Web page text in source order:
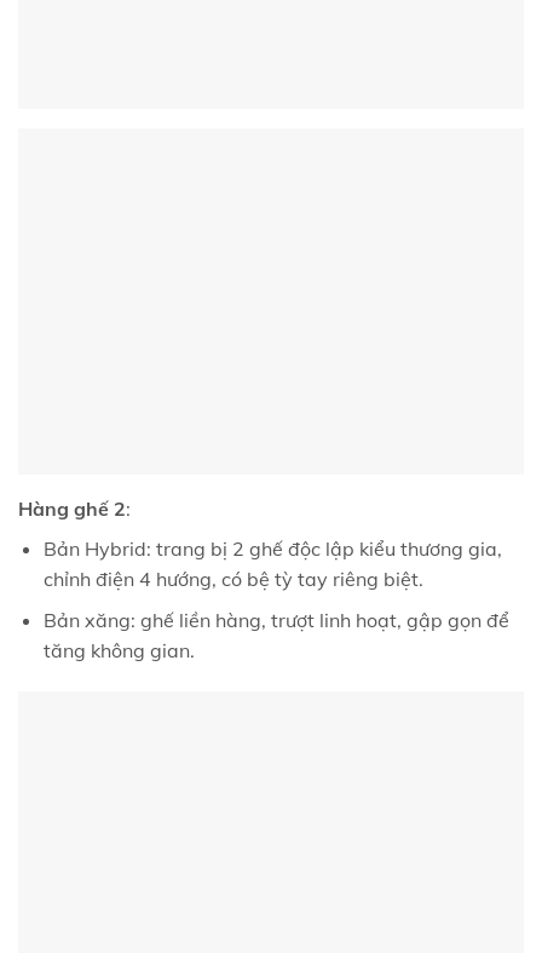
Hàng ghế 2:
Bản Hybrid: trang bị 2 ghế độc lập kiểu thương gia,
chỉnh điện 4 hướng, có bệ tỳ tay riêng biệt.
Bản xăng: ghế liền hàng, trượt linh hoạt, gập gọn để
tăng không gian.